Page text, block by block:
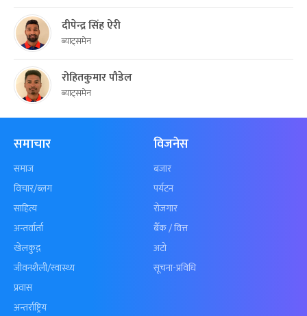
दीपेन्द्र सिंह ऐरी
ब्याट्समेन
रोहितकुमार पौडेल
ब्याट्समेन
समाचार
समाज
विचार/ब्लग
साहित्य
अन्तर्वार्ता
खेलकुद़़
जीवनशैली/स्वास्थ्य
प्रवास
अन्तर्राष्ट्रिय
विजनेस
बजार
पर्यटन
रोजगार
बैँक / वित्त
अटो
सूचना-प्रविधि